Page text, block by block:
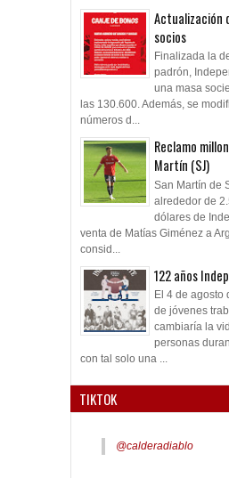
Actualización
socios
Finalizada la
padrón,
una masa
las 130.600. Además, se
números d...
Reclamo
Martín (SJ)
San Martín de
alrededor de
dólares de
venta de Matías Giménez a
consid...
122 años
El 4 de agosto
de jóvenes
cambiaría la
personas
con tal solo una ...
TIKTOK
@calderadiablo